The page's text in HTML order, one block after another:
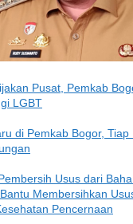
Pusat, Pemkab
LGBT
di Pemkab Bogor, Tiap
Usus dari
Membersihkan
Pencernaan